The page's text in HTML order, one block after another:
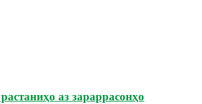
аз зараррасонҳо